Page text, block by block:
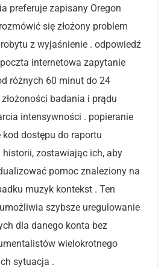
preferuje zapisany Oregon
się złożony problem
z wyjaśnienie . odpowiedź
internetowa zapytanie
różnych 60 minut do 24
badania i prądu
intensywności . popieranie
kod dostępu do raportu
historii, zostawiając ich, aby
pomoc znaleziony na
muzyk kontekst . Ten
szybsze uregulowanie
dla danego konta bez
wielokrotnego
sytuacja .